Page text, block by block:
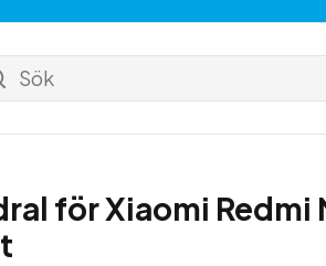
Sök
för Xiaomi Redmi